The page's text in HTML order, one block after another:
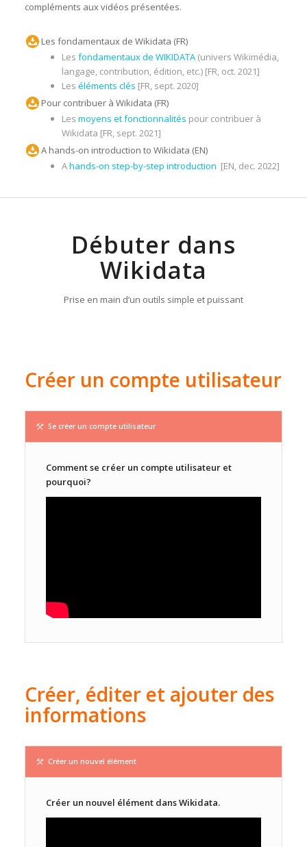
compléments aux vidéos présentées.
Les fondamentaux de Wikidata (FR)
Les fondamentaux de WIKIDATA(univers Wikimédia,
langage, contribution, édition, etc.) [FR, oct. 2021]
Les éléments clés [FR, sept. 2020]
Pour contribuer à Wikidata (FR)
Les moyens et fonctionnalités pour contribuer à
Wikidata [FR, sept. 2021]
A hands-on introduction to Wikidata (EN)
Ahands-on step-by-step introduction [EN, dec. 2022]
Débuter dans
Wikidata
Prise en main d’un outils simple et puissant
Créer un compte utilisateur
Se créer un compte utilisateur
Comment se créer un compte utilisateur et
pourquoi?
Créer, éditer et ajouter des
informations
Créer un nouvel élément
Créer un nouvel élément dans Wikidata.